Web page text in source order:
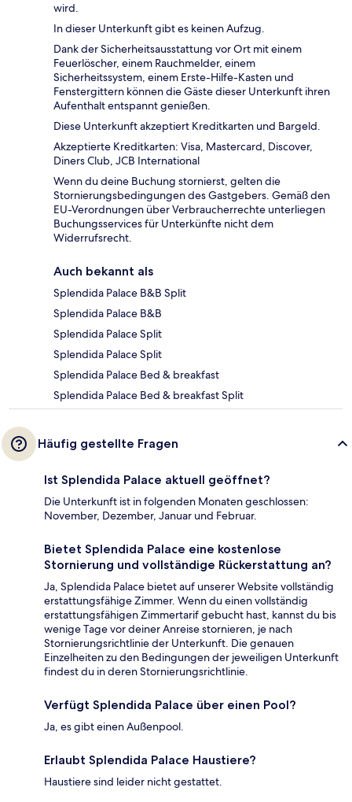
wird.
In dieser Unterkunft gibt es keinen Aufzug.
Dank der Sicherheitsausstattung vor Ort mit einem
Feuerlöscher, einem Rauchmelder, einem
Sicherheitssystem, einem Erste-Hilfe-Kasten und
Fenstergittern können die Gäste dieser Unterkunft ihren
Aufenthalt entspannt genießen.
Diese Unterkunft akzeptiert Kreditkarten und Bargeld.
Akzeptierte Kreditkarten: Visa, Mastercard, Discover,
Diners Club, JCB International
Wenn du deine Buchung stornierst, gelten die
Stornierungsbedingungen des Gastgebers. Gemäß den
EU-Verordnungen über Verbraucherrechte unterliegen
Buchungsservices für Unterkünfte nicht dem
Widerrufsrecht.
Auch bekannt als
Splendida Palace B&B Split
Splendida Palace B&B
Splendida Palace Split
Splendida Palace Split
Splendida Palace Bed & breakfast
Splendida Palace Bed & breakfast Split
Häufig gestellte Fragen
Ist Splendida Palace aktuell geöffnet?
Die Unterkunft ist in folgenden Monaten geschlossen:
November, Dezember, Januar und Februar.
Bietet Splendida Palace eine kostenlose
Stornierung und vollständige Rückerstattung an?
Ja, Splendida Palace bietet auf unserer Website vollständig
erstattungsfähige Zimmer. Wenn du einen vollständig
erstattungsfähigen Zimmertarif gebucht hast, kannst du bis
wenige Tage vor deiner Anreise stornieren, je nach
Stornierungsrichtlinie der Unterkunft. Die genauen
Einzelheiten zu den Bedingungen der jeweiligen Unterkunft
findest du in deren Stornierungsrichtlinie.
Verfügt Splendida Palace über einen Pool?
Ja, es gibt einen Außenpool.
Erlaubt Splendida Palace Haustiere?
Haustiere sind leider nicht gestattet.